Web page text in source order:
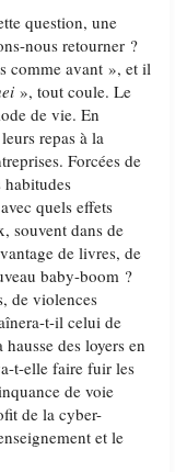
question, une
nous retourner ?
comme avant », et il
», tout coule. Le
de vie. En
repas à la
Forcées de
habitudes
quels effets
souvent dans de
de livres, de
baby-boom ?
de violences
t-il celui de
des loyers en
t-elle faire fuir les
de voie
de la cyber-
et le